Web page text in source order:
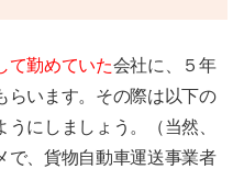
て勤めていた会社に、５年
らいます。その際は以下の
にしましょう。（当然、
で、貨物自動車運送事業者